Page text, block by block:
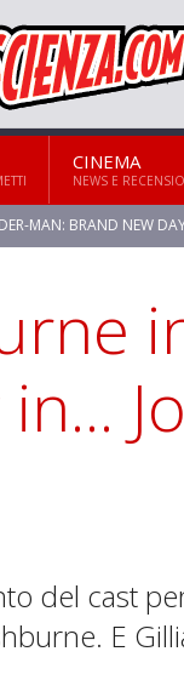
CINEMA
NEWS E
MAN: BRAND NEW
del cast
E